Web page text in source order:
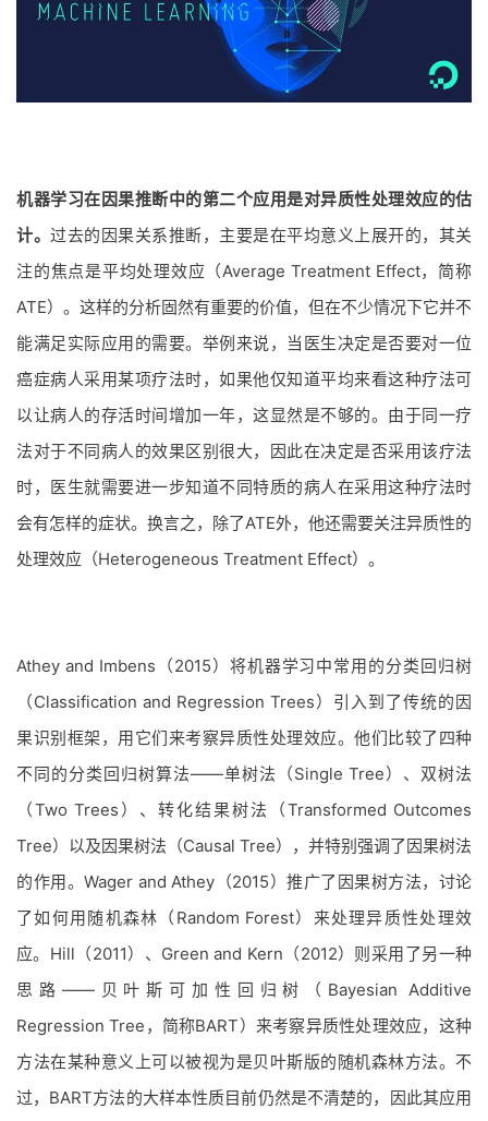
机器学习在因果推断中的第二个应用是对异质性处理效应的估
计。 过去的因果关系推断，主要是在平均意义上展开的，其关
注的焦点是平均处理效应（Average Treatment Effect，简称
ATE）。这样的分析固然有重要的价值，但在不少情况下它并不
能满足实际应用的需要。举例来说，当医生决定是否要对一位
癌症病人采用某项疗法时，如果他仅知道平均来看这种疗法可
以让病人的存活时间增加一年，这显然是不够的。由于同一疗
法对于不同病人的效果区别很大，因此在决定是否采用该疗法
时，医生就需要进一步知道不同特质的病人在采用这种疗法时
会有怎样的症状。换言之，除了ATE外，他还需要关注异质性的
处理效应（Heterogeneous Treatment Effect）。
Athey and Imbens（2015）将机器学习中常用的分类回归树
（Classification and Regression Trees）引入到了传统的因
果识别框架，用它们来考察异质性处理效应。他们比较了四种
不同的分类回归树算法——单树法（Single Tree）、双树法
（Two Trees）、转化结果树法（Transformed Outcomes
Tree）以及因果树法（Causal Tree），并特别强调了因果树法
的作用。Wager and Athey（2015）推广了因果树方法，讨论
了如何用随机森林（Random Forest）来处理异质性处理效
应。Hill（2011）、Green and Kern（2012）则采用了另一种
思路——贝叶斯可加性回归树（Bayesian Additive
Regression Tree，简称BART）来考察异质性处理效应，这种
方法在某种意义上可以被视为是贝叶斯版的随机森林方法。不
过，BART方法的大样本性质目前仍然是不清楚的，因此其应用